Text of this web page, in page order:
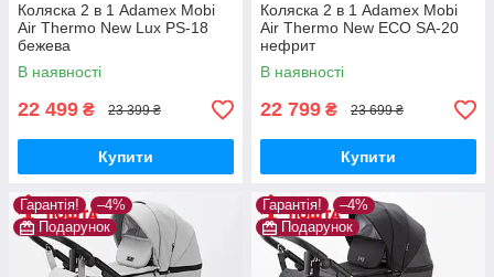
Коляска 2 в 1 Adamex Mobi
Air Thermo New Lux PS-18
бежева
В наявності
22 499 ₴ 23 399 ₴
Купити
Коляска 2 в 1 Adamex Mobi
Air Thermo New ECO SA-20
нефрит
В наявності
22 799 ₴ 23 699 ₴
Купити
Гарантія!
–4%
Подарунок
Гарантія!
–4%
Подарунок